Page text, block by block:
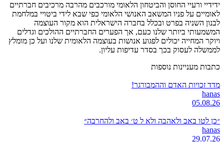
ידידיי ורעיי החוסן והביטחון הלאומי מורכבים מהרבה מרכיבים חברתיים
לאומיים על פניו המשאב האנושי הלאומי כפי שבא לידי ביטויי במלחמת
לבנון השניה בפרט ובכלל בחברה הישראלית הוא מקור העוצמה
המשמעותי ביותר שלנו כעם, אך הפערים החברתיים ההולכים וגדלים
ויוקר המחייה יכולים לפגוע אנושות בעוצמה הלאומית שלנו ועל כן מומלץ
לממשלה לעסוק בכך בסדר עדיפות עליון.
כתבות מעניינות נוספות
מדד זכויות האדם וההמבורגר!
hanas
05.08.26
״כן לטו באב ולאהבה ולא ל ט׳ באב ולהחרבה״
hanas
29.07.26